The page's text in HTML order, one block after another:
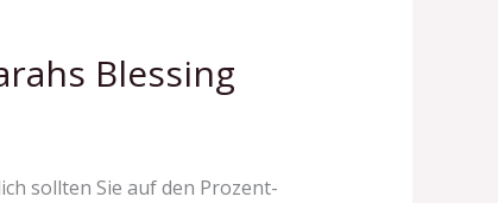
Blessing
sollten Sie auf den Prozent-